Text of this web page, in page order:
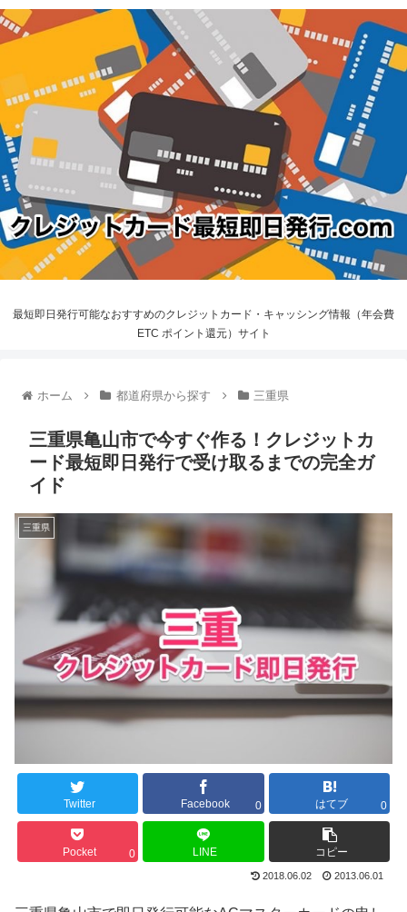
最短即日発行可能なおすすめのクレジットカード・キャッシング情報（年会費
ETC ポイント還元）サイト
ホーム 都道府県から探す 三重県
三重県亀山市で今すぐ作る！クレジットカ
ード最短即日発行で受け取るまでの完全ガ
イド
三重県
Twitter Facebook 0 はてブ 0
Pocket 0 LINE コピー
2018.06.02 2013.06.01